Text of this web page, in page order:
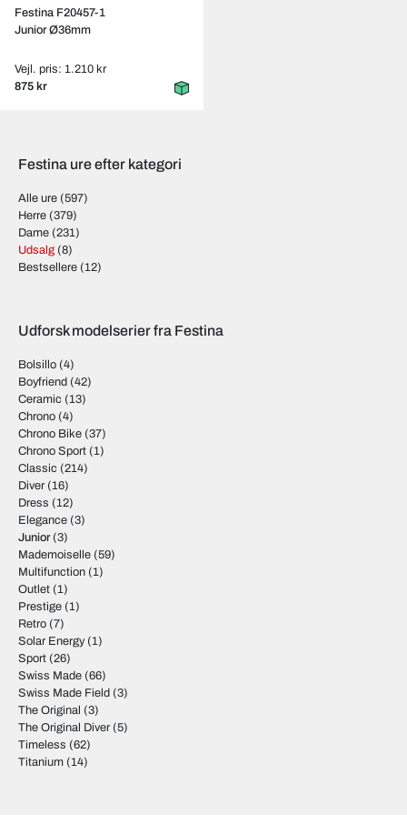
Festina F20457-1
Junior Ø36mm
Vejl. pris: 1.210 kr
875 kr
Festina ure efter kategori
Alle ure (597)
Herre (379)
Dame (231)
Udsalg (8)
Bestsellere (12)
Udforsk modelserier fra Festina
Bolsillo (4)
Boyfriend (42)
Ceramic (13)
Chrono (4)
Chrono Bike (37)
Chrono Sport (1)
Classic (214)
Diver (16)
Dress (12)
Elegance (3)
Junior(3)
Mademoiselle (59)
Multifunction (1)
Outlet (1)
Prestige (1)
Retro (7)
Solar Energy(1)
Sport (26)
Swiss Made (66)
Swiss Made Field (3)
The Original (3)
The Original Diver (5)
Timeless (62)
Titanium (14)